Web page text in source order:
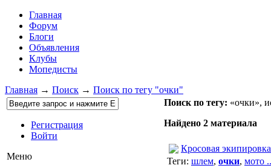
Главная
Форум
Блоги
Объявления
Клубы
Мопедисты
Главная → Поиск → Поиск по тегу "очки"
Регистрация
Войти
Меню
Поиск по тегу: «очки»,
Найдено 2 материала
Кросовая
Теги: шлем, очки, мото